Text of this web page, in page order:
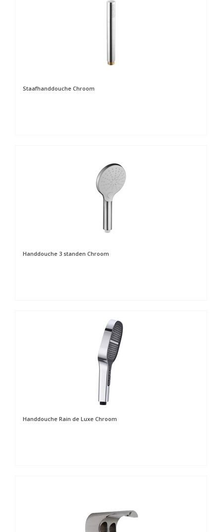
Staafhanddouche Chroom
Handdouche 3 standen Chroom
Handdouche Rain de Luxe Chroom